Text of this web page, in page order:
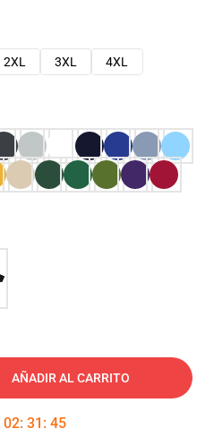
2XL 3XL
4XL
AÑADIR AL CARRITO
02: 31 : 45